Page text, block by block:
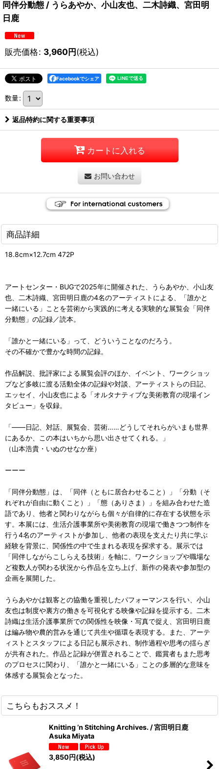
同伴分動態 / うらあやか、小山友也、二木詩織、宮田明
日鹿
販売価格: 3,960円(税込)
Facebookでシェア
数量:
返品特約に関する重要事項
カートに入れる
お問い合わせ
商品詳細
18.8cm×12.7cm 472P
アートセンター・BUGで2025年に開催された、うらあやか、小山友
也、二木詩織、宮田明日鹿の4名のアーティストによる、「誰かと
一緒にいる」ことを芸術から実践的に考える実験的な展覧会「同伴
分動態」の記録／読本。
「誰かと一緒にいる」って、どういうことなのだろう。
その不確かで豊かな時間の記録。
作品解説、批評家による展覧会評のほか、イベント、ワークショッ
プなど多岐に渡る活動全体の記録や対談、アーティストらの日記、
エッセイ、小山友也による「オルタナティブな美術教育の現場イン
タビュー」を収録。
「——日記、対話、展覧会、芸術……どうしてそれらがいまも世界
にあるか、この本はいちから思い出させてくれる。」
（山本浩貴・いぬのせなか座）
ーーー
「同伴分動態」は、「同伴（ともに居合わせること）」「分動（そ
れぞれが自由に動くこと）」「態（ありさま）」を組み合わせた造
語であり、他者と関わりながらも個々が自律的に存在する状態を示
す。本展には、生活介護事業所や美術教育の現場で働きつつ制作を
行う4名のアーティストが参加し、他者の表現を支えたり共に学ぶ
経験を背景に、関係性の中で生まれる表現を探求する。展示では
「同伴しながらこしらえる技術」を軸に、ワークショップや職場な
ど複数人が関わる状況から作品を立ち上げ、新作の発表や参加型の
企画を展開した。
うらあやかは観客との協働を重視したパフォーマンスを行い、小山
友也は制度や裏方の働きを可視化する映像や記録を提示する。二木
詩織は生活介護事業所での関係性を映像・写真で捉え、宮田明日鹿
は編み物や農的営みを通じて共生や循環を表現する。また、アーテ
ィストとスタッフによる日記も展示され、制作過程や思考の揺らぎ
が共有された。作品と記録が併置されることで、鑑賞者もまた思考
のプロセスに関わり、「誰かと一緒にいる」ことの多層的な意味を
体感する展覧会となった。
こちらもおススメ！
Knitting ’n Stitching Archives. / 宮田明日鹿
Asuka Miyata
3,850円(税込)